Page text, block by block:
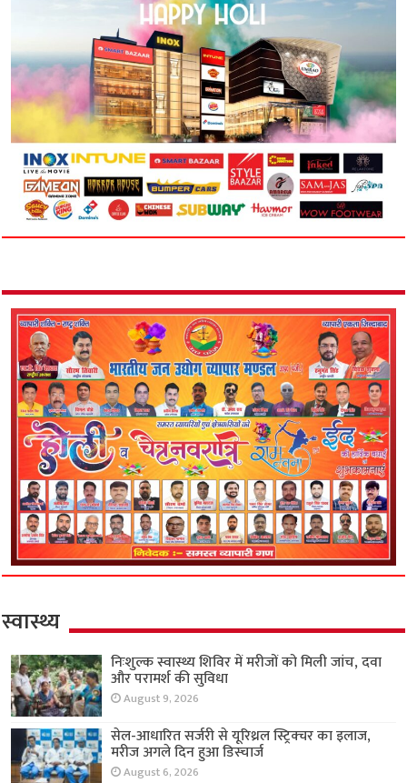
स्वास्थ्य
निःशुल्क स्वास्थ्य शिविर में मरीजों को मिली जांच, दवा
और परामर्श की सुविधा
August 9, 2026
सेल-आधारित सर्जरी से यूरिथ्रल स्ट्रिक्चर का इलाज,
मरीज अगले दिन हुआ डिस्चार्ज
August 6, 2026